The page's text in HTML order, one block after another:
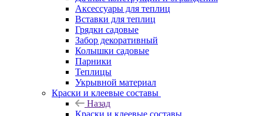
Аксессуары для теплиц
Вставки для теплиц
Грядки садовые
Забор декоративный
Колышки садовые
Парники
Теплицы
Укрывной материал
Краски и клеевые составы
Назад
Краски и клеевые составы